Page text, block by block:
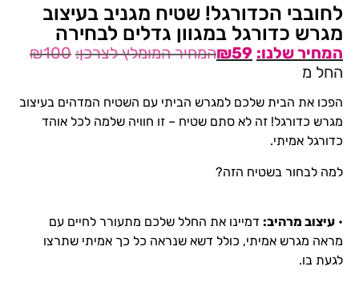
לחובבי הכדורגל! שטיח מגניב בעיצוב
מגרש כדורגל במגוון גדלים לבחירה
₪100 ₪59
החל מ
הפכו את הבית שלכם למגרש הביתי עם השטיח המדהים בעיצוב
מגרש כדורגל! זה לא סתם שטיח – זו חוויה שלמה לכל אוהד
כדורגל אמיתי.
למה לבחור בשטיח הזה?
• עיצוב מרהיב: דמיינו את החלל שלכם מתעורר לחיים עם
מראה מגרש אמיתי, כולל דשא שנראה כל כך אמיתי שתרצו
לגעת בו.